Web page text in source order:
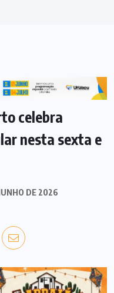
celebra
nesta sexta e
DE 2026